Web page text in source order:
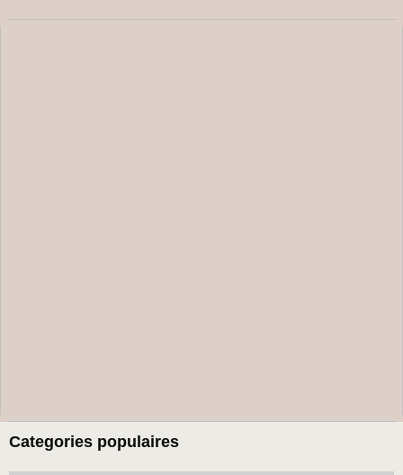
Categories populaires